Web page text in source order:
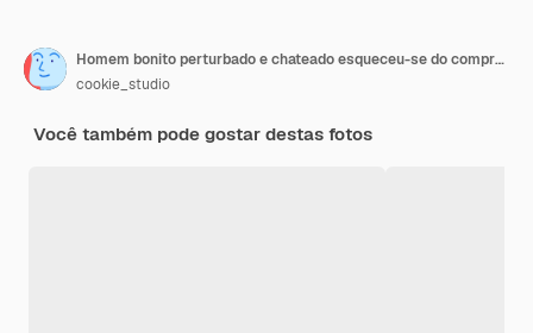
Homem bonito perturbado e chateado esqueceu-se do compromisso, fez uma careta frustrado, tocou a cabeça, conversou por telefone com a pessoa, lembrou-se de uma tarefa importante durante uma chamada de celular
cookie_studio
Você também pode gostar destas fotos